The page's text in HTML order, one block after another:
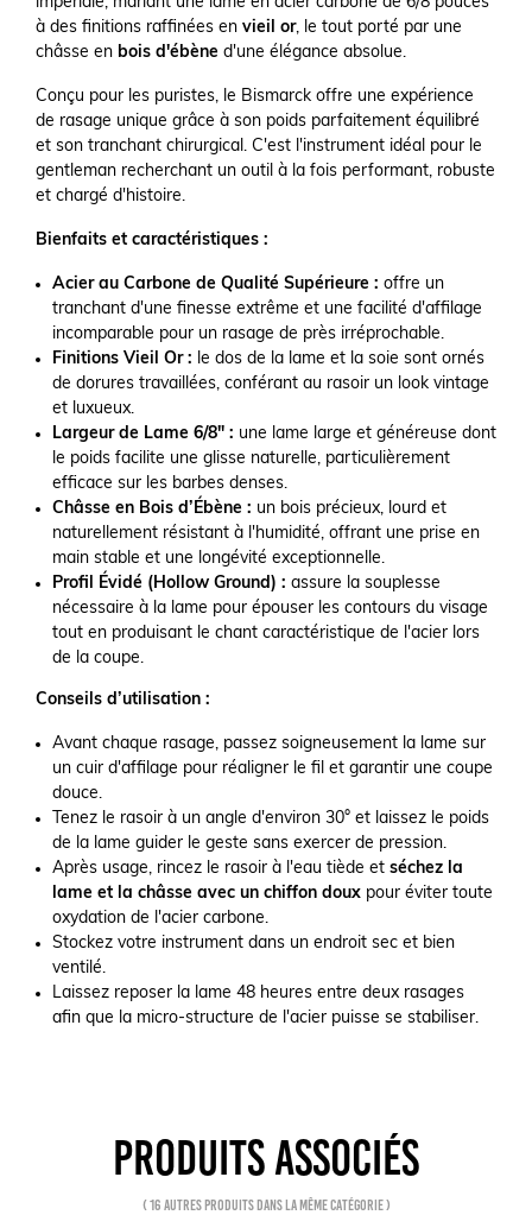
à des finitions raffinées en vieil or, le tout porté par une
châsse en bois d'ébène d'une élégance absolue.
Conçu pour les puristes, le Bismarck offre une expérience
de rasage unique grâce à son poids parfaitement équilibré
et son tranchant chirurgical. C'est l'instrument idéal pour le
gentleman recherchant un outil à la fois performant, robuste
et chargé d'histoire.
Bienfaits et caractéristiques :
Acier au Carbone de Qualité Supérieure : offre un
tranchant d'une finesse extrême et une facilité d'affilage
incomparable pour un rasage de près irréprochable.
Finitions Vieil Or : le dos de la lame et la soie sont ornés
de dorures travaillées, conférant au rasoir un look vintage
et luxueux.
Largeur de Lame 6/8" : une lame large et généreuse dont
le poids facilite une glisse naturelle, particulièrement
efficace sur les barbes denses.
Châsse en Bois d’Ébène : un bois précieux, lourd et
naturellement résistant à l'humidité, offrant une prise en
main stable et une longévité exceptionnelle.
Profil Évidé (Hollow Ground) : assure la souplesse
nécessaire à la lame pour épouser les contours du visage
tout en produisant le chant caractéristique de l'acier lors
de la coupe.
Conseils d’utilisation :
Avant chaque rasage, passez soigneusement la lame sur
un cuir d'affilage pour réaligner le fil et garantir une coupe
douce.
Tenez le rasoir à un angle d'environ 30° et laissez le poids
de la lame guider le geste sans exercer de pression.
Après usage, rincez le rasoir à l'eau tiède et séchez la
lame et la châsse avec un chiffon doux pour éviter toute
oxydation de l'acier carbone.
Stockez votre instrument dans un endroit sec et bien
ventilé.
Laissez reposer la lame 48 heures entre deux rasages
afin que la micro-structure de l'acier puisse se stabiliser.
PRODUITS ASSOCIÉS
( 16 autres produits dans la même catégorie )